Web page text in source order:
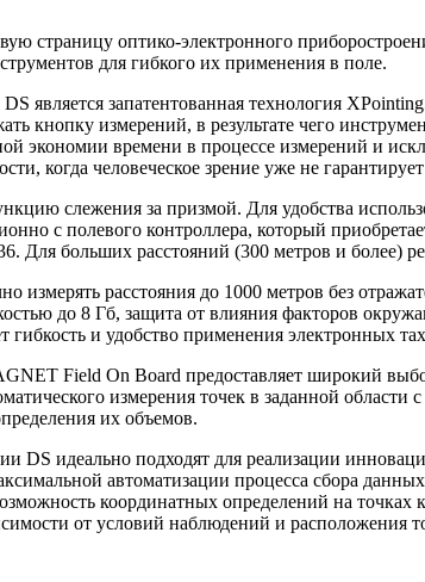
страницу оптико-электронного
для гибкого их применения в поле.
является запатентованная технология
кнопку измерений, в результате чего
экономии времени в процессе измерений и
когда человеческое зрение уже не
слежения за призмой. Для удобства
с полевого контроллера, который
Для больших расстояний (300 метров и более)
расстояния до 1000 метров без
до 8 Гб, защита от влияния факторов
и удобство применения электронных
Field On Board предоставляет широкий
измерения точек в заданной
их объемов.
DS идеально подходят для реализации
автоматизации процесса сбора
координатных определений на
от условий наблюдений и